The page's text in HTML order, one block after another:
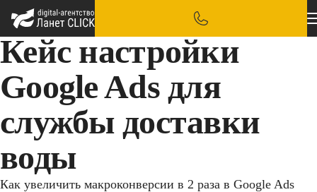
Кейс настройки
Google Ads для
службы доставки
воды
Как увеличить макроконверсии в 2 раза в Google Ads